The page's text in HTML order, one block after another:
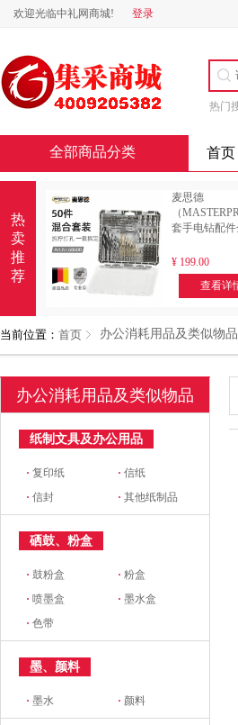
欢迎光临中礼网商城! 登录
热门
全部商品分类 首页
热
卖
推
荐
麦思德
（
套手电钻配件
¥ 199.00
查看详
当前位置： 首页 办公消耗用品及类似物品
办公消耗用品及类似物品
纸制文具及办公用品
·复印纸 ·信纸
·信封 ·其他纸制品
硒鼓、粉盒
·鼓粉盒 ·粉盒
·喷墨盒 ·墨水盒
·色带
墨、颜料
·墨水 ·颜料